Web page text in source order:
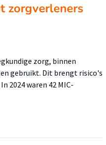
zorgverleners
zorg, binnen
gebruikt. Dit brengt risico's
2024 waren 42 MIC-